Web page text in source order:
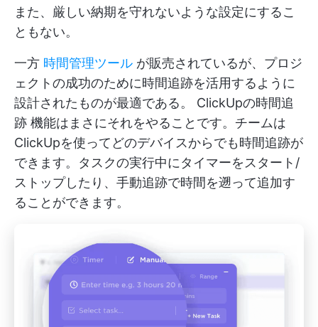
また、厳しい納期を守れないような設定にするこ
ともない。
一方 時間管理ツール が販売されているが、プロジ
ェクトの成功のために時間追跡を活用するように
設計されたものが最適である。 ClickUpの時間追
跡 機能はまさにそれをやることです。チームは
ClickUpを使ってどのデバイスからでも時間追跡が
できます。タスクの実行中にタイマーをスタート/
ストップしたり、手動追跡で時間を遡って追加す
ることができます。